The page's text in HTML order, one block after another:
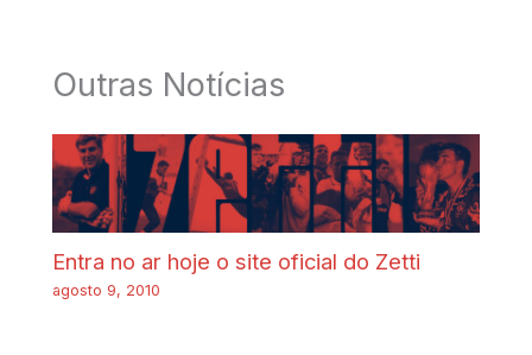
Outras Notícias
Entra no ar hoje o site oficial do Zetti
agosto 9, 2010